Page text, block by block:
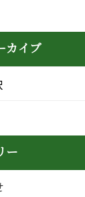
カイブ
ー